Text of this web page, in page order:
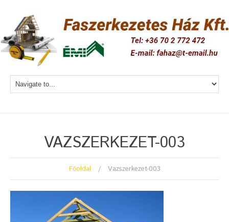
VAZSZERKEZET-003
Főoldal Vazszerkezet-003